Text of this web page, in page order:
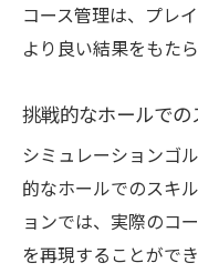
コース管理は、プレ
より良い結果をもた
挑戦的なホールで
シミュレーションゴ
的なホールでのスキ
ョンでは、実際のコ
を再現することがで